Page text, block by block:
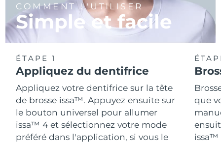
COMMENT L'UTILISER
Simple et facile
ÉTAPE 1
Appliquez du dentifrice
Appliquez votre dentifrice sur la tête
de brosse issa™. Appuyez ensuite sur
le bouton universel pour allumer
issa™ 4 et sélectionnez votre mode
préféré dans l'application, si vous le
que
issa™